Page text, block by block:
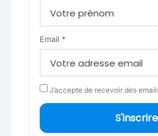
Email *
J’accepte de recevoir des
S'inscrire